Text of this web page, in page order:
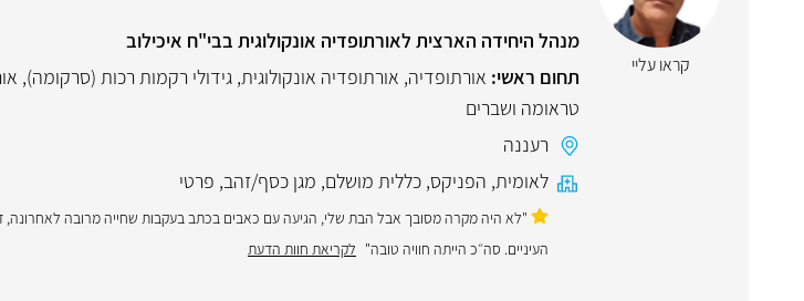
קראו עליי
מנהל היחידה הארצית לאורתופדיה אונקולוגית בבי"ח איכילוב
תחום ראשי: אורתופדיה, אורתופדיה אונקולוגית, גידולי רקמות רכות (סרקומה),
טראומה ושברים
רעננה
לאומית, הפניקס, כללית מושלם, מגן כסף/זהב, פרטי
"לא היה מקרה מסובך אבל הבת שלי, הגיעה עם כאבים בכתב בעקבות שחייה מרובה לאחרונה,
העיניים. סה״כ הייתה חוויה טובה" לקריאת חוות הדעת